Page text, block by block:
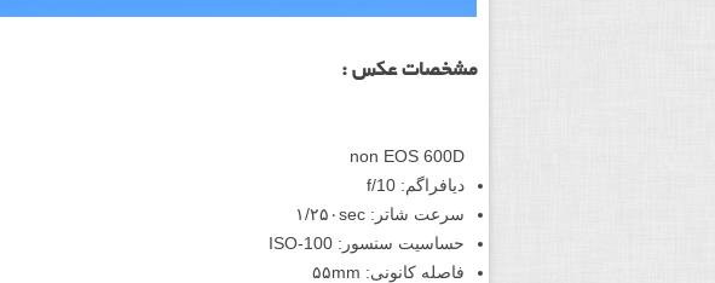
مشخصات عکس :
non EOS 600D
دیافراگم: f/10
سرعت شاتر: ۱/۲۵۰sec
حساسیت سنسور: ISO-100
فاصله کانونی: ۵۵mm